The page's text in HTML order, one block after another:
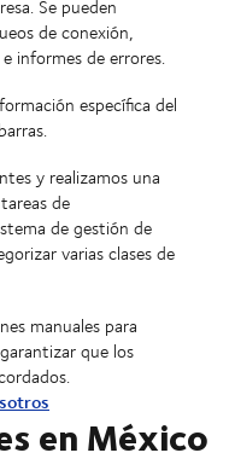
Se pueden
de conexión,
informes de errores.
específica del
y realizamos una
de
de gestión de
varias clases de
manuales para
que los
en México